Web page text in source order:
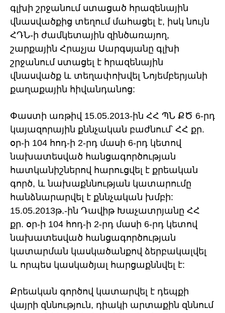
գլխի շրջանում ստացած հրազենային
վնասվածքից տեղում մահացել է, իսկ նույն
ՀԴՆ-ի ժամկետային զինծառայող,
շարքային Հրաչյա Սարգսյանը գլխի
շրջանում ստացել է հրազենային
վնասվածք և տեղափոխվել Նոյեմբերյանի
քաղաքային հիվանդանոց:
Փաստի առթիվ 15.05.2013-ին ՀՀ ՊՆ ՔԾ 6-րդ
կայազորային քննչական բաժնում՝ ՀՀ քր.
օր-ի 104 հոդ-ի 2-րդ մասի 6-րդ կետով
նախատեսված հանցագործության
հատկանիշներով հարուցվել է քրեական
գործ, և նախաքննության կատարումը
հանձնարարվել է քննչական խմբի:
15.05.2013թ.-ին Դավիթ Խաչատրյանը ՀՀ
քր. օր-ի 104 հոդ-ի 2-րդ մասի 6-րդ կետով
նախատեսված հանցագործության
կատարման կասկածանքով ձերբակալվել
և որպես կասկածյալ հարցաքննվել է:
Քրեական գործով կատարվել է դեպքի
վայրի զննություն, դիակի արտաքին զննում